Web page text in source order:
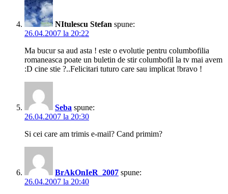
NItulescu Stefan spune:
26.04.2007 la 20:22
Ma bucur sa aud asta ! este o evolutie pentru columbofilia
romaneasca poate un buletin de stir columbofil la tv mai avem
:D cine stie ?..Felicitari tuturo care sau implicat !bravo !
Seba spune:
26.04.2007 la 20:30
Si cei care am trimis e-mail? Cand primim?
BrAkOnIeR_2007 spune:
26.04.2007 la 20:40